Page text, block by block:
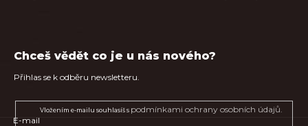
Chceš vědět co je u nás nového?
Přihlas se k odběru newsletteru.
E-mail
Vložením e-mailu souhlasíš s podmínkami ochrany osobních údajů.